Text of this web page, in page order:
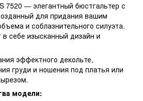
7520 — элегантный бюстгальтер с
для придания вашим
и соблазнительного силуэта.
себе изысканный дизайн и
эффектного декольте,
груди и ношения под платья или
модели: